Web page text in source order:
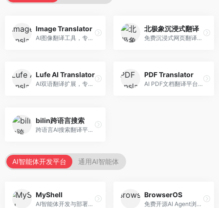
Image Translator
AI图像翻译工具，专注于图片文字翻译。面向设计师和电商从业者，提供图片文字识别、翻译、替换等服务，图像翻译效果好。
北极象沉浸式翻译
免费沉浸式网页翻译工具，专注于阅读体验。面向普通用户，提供网页双语翻译、文档翻译等服务，免费使用，翻译质量高。
Lufe AI Translator
AI双语翻译扩展，专注于浏览器翻译场景。面向外语内容阅读者，提供网页双语翻译、划词翻译等服务，浏览器集成便捷。
PDF Translator
AI PDF文档翻译平台，专注于文档本地化。面向商务人士，提供PDF翻译、格式保留、批量处理等服务，文档翻译专业。
bilin跨语言搜索
跨语言AI搜索翻译平台，专注于信息获取。面向研究者和内容创作者，提供跨语言搜索、内容翻译、信息整合等服务，跨语言检索能力强。
AI智能体开发平台 通用AI智能体
MyShell
AI智能体开发与部署平台，专注于语音交互智能体。面向开发者，提供语音智能体创建、部署服务、社区分享等功能，语音交互能力强。
BrowserOS
免费开源AI Agent浏览器，专注于浏览器自动化。面向开发者，提供浏览器控制、任务自动化、API接口等服务，开源免费。